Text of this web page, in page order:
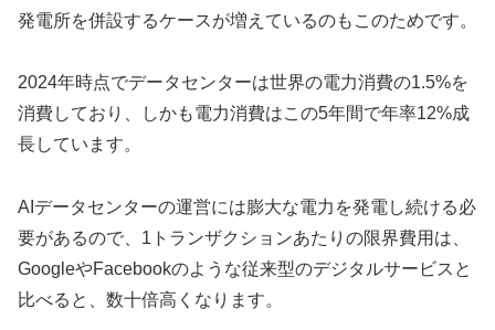
発電所を併設するケースが増えているのもこのためです。
2024年時点でデータセンターは世界の電力消費の1.5%を
消費しており、しかも電力消費はこの5年間で年率12%成
長しています。
AIデータセンターの運営には膨大な電力を発電し続ける必
要があるので、1トランザクションあたりの限界費用は、
GoogleやFacebookのような従来型のデジタルサービスと
比べると、数十倍高くなります。